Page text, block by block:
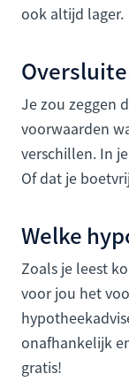
ook altijd lager.
Je zou zeggen
voorwaarden
verschillen. In
Of dat je
Welke
Zoals je leest
voor jou het
onafhankelijk
gratis!